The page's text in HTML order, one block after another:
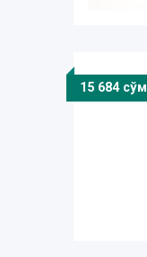
15 684 сўм